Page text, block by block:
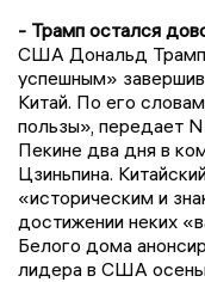
- Трамп остался
США Дональд Трамп
успешным»
Китай. По его
пользы», передает
Пекине два дня в
Цзиньпина.
«историческим и
достижении неких
Белого дома
лидера в США